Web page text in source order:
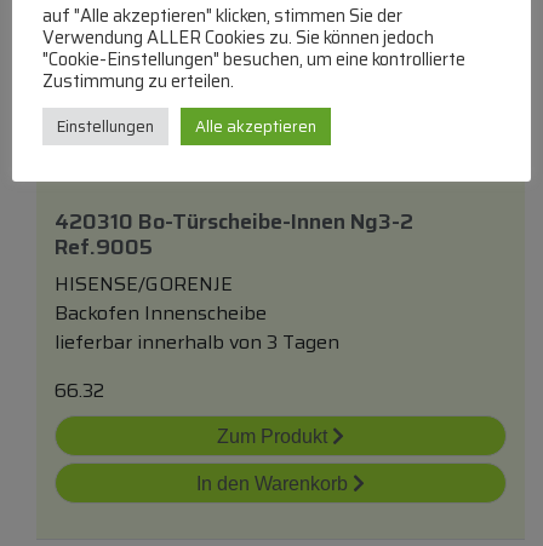
420310 Bo-Türscheibe-Innen Ng3-2
Ref.9005
HISENSE/GORENJE
Backofen Innenscheibe
lieferbar innerhalb von 3 Tagen
66.32
Zum Produkt
In den Warenkorb
auf "Alle akzeptieren" klicken, stimmen Sie der
Verwendung ALLER Cookies zu. Sie können jedoch
"Cookie-Einstellungen" besuchen, um eine kontrollierte
Zustimmung zu erteilen.
Einstellungen Alle akzeptieren